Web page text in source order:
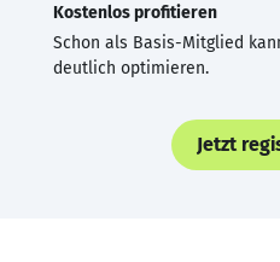
Kostenlos profitieren
Schon als Basis-Mitglied
deutlich optimieren.
Jetzt